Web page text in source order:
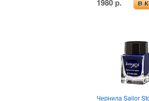
1980 р. в
Чернила Sailor